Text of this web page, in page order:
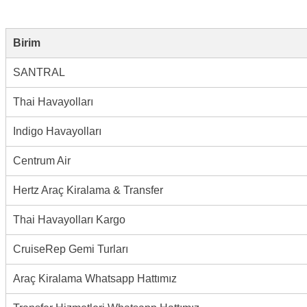
Birim
SANTRAL
Thai Havayolları
Indigo Havayolları
Centrum Air
Hertz Araç Kiralama & Transfer
Thai Havayolları Kargo
CruiseRep Gemi Turları
Araç Kiralama Whatsapp Hattımız